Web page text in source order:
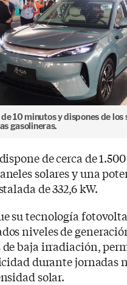
10 minutos y dispones de los
gasolineras.
de cerca de
solares y una
de 332,6 kW.
su tecnología
niveles de
baja irradiación,
durante jornadas
solar.